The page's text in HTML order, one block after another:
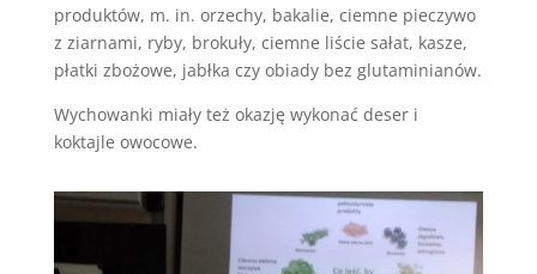
produktów, m. in. orzechy, bakalie, ciemne pieczywo
z ziarnami, ryby, brokuły, ciemne liście sałat, kasze,
płatki zbożowe, jabłka czy obiady bez glutaminianów.
Wychowanki miały też okazję wykonać deser i
koktajle owocowe.